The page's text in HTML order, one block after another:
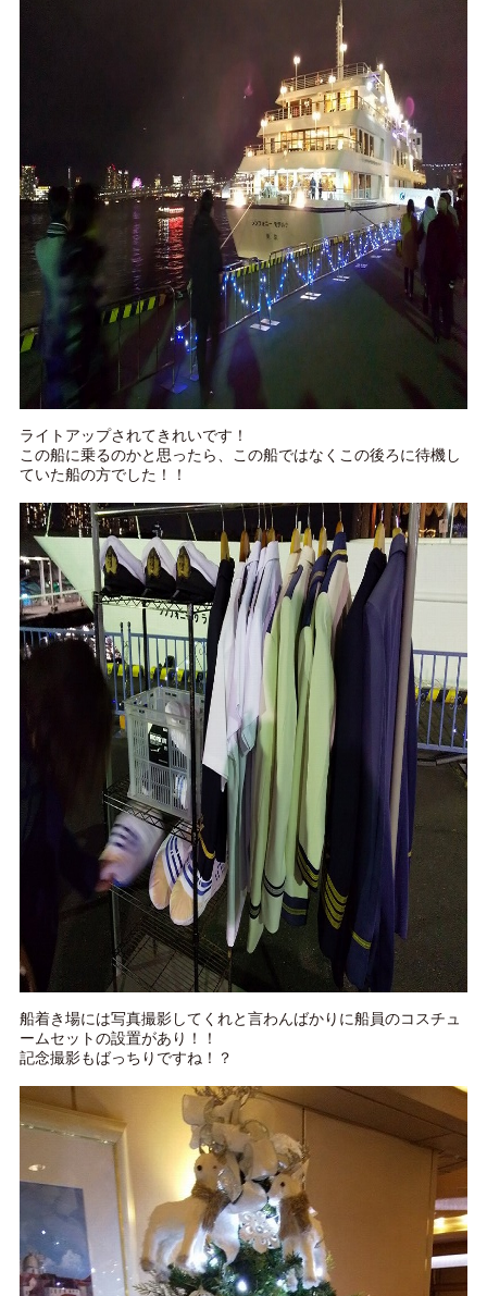
ライトアップされてきれいです！
この船に乗るのかと思ったら、この船ではなくこの後ろに待機し
ていた船の方でした！！
船着き場には写真撮影してくれと言わんばかりに船員のコスチュ
ームセットの設置があり！！
記念撮影もばっちりですね！？